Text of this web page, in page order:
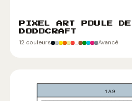
PIXEL ART POULE DE
DODOCRAFT
12 couleurs Avancé